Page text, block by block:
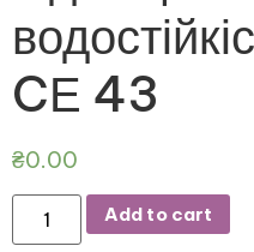
CЕ 43
₴0.00
Add to cart